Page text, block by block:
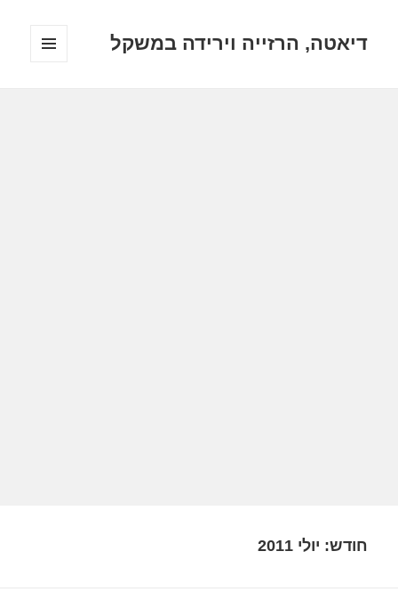
דיאטה, הרזייה וירידה במשקל
חודש: יולי 2011